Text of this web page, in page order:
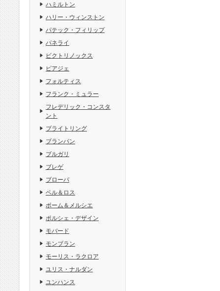
ハミルトン
ハリー・ウィンストン
パテック・フィリップ
パネライ
ビクトリノックス
ピアジェ
フォルティス
フランク・ミュラー
フレデリック・コンスタ
ント
ブライトリング
ブランパン
ブルガリ
ブレゲ
ブローバ
ベル＆ロス
ボーム＆メルシエ
ポルシェ・デザイン
モバード
モンブラン
モーリス・ラクロア
ユリス・ナルダン
ユンハンス